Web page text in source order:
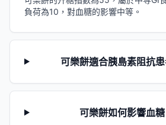
負荷為10，對血糖的影響中等。
可樂餅適合胰島素阻抗患
可樂餅如何影響血糖